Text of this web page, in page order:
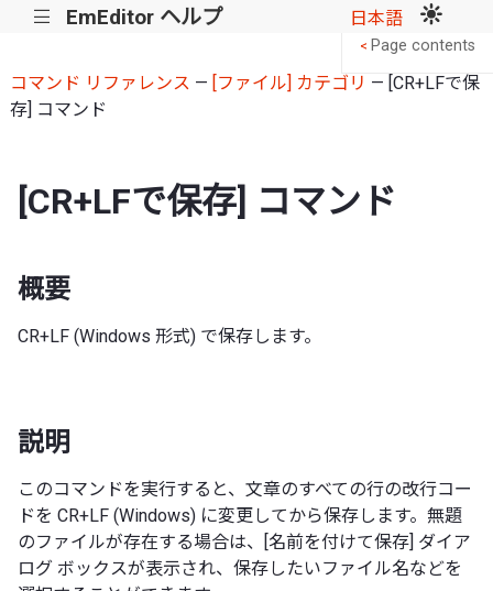
||| EmEditor ヘルプ 日本語
コマンド リファレンス — [ファイル] カテゴリ — [CR+LFで保
存] コマンド
[CR+LFで保存] コマンド
概要
CR+LF (Windows 形式) で保存します。
説明
このコマンドを実行すると、文章のすべての行の改行コー
ドを CR+LF (Windows) に変更してから保存します。無題
のファイルが存在する場合は、[名前を付けて保存] ダイア
ログ ボックスが表示され、保存したいファイル名などを
< Page contents